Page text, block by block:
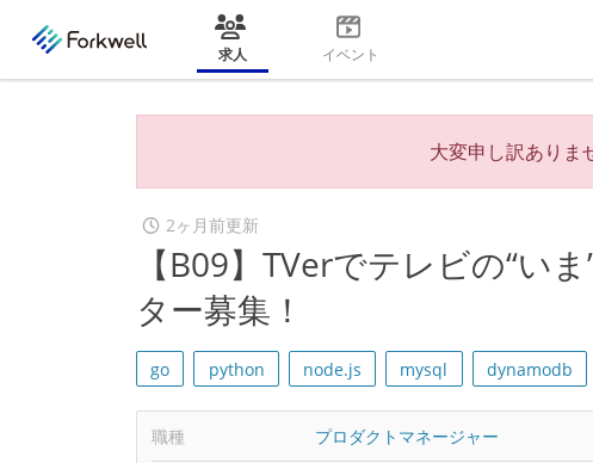
求人 イベント
大変申し訳ありま
2ヶ月前更新
【B09】TVerでテレビの“い
ター募集！
go python node.js mysql dynamodb
職種 プロダクトマネージャー